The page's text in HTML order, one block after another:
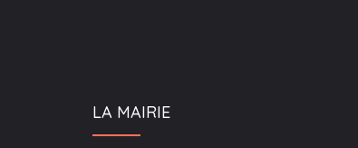
LA MAIRIE